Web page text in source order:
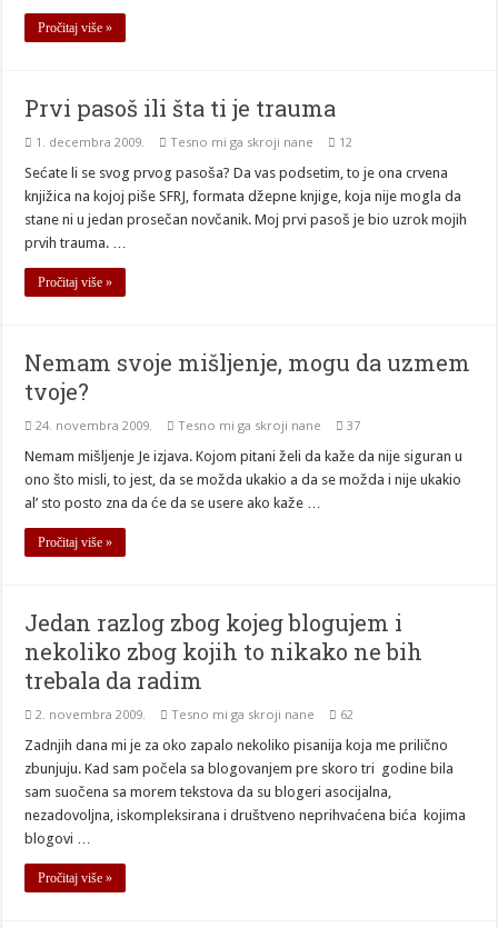
Pročitaj više »
Prvi pasoš ili šta ti je trauma
1. decembra 2009. Tesno mi ga skroji nane
12
Sećate li se svog prvog pasoša? Da vas podsetim, to je ona crvena
knjižica na kojoj piše SFRJ, formata džepne knjige, koja nije mogla da
stane ni u jedan prosečan novčanik. Moj prvi pasoš je bio uzrok mojih
prvih trauma. …
Pročitaj više »
Nemam svoje mišljenje, mogu da uzmem
tvoje?
24. novembra 2009. Tesno mi ga skroji nane
37
Nemam mišljenje Je izjava. Kojom pitani želi da kaže da nije siguran u
ono što misli, to jest, da se možda ukakio a da se možda i nije ukakio
al’ sto posto zna da će da se usere ako kaže …
Pročitaj više »
Jedan razlog zbog kojeg blogujem i
nekoliko zbog kojih to nikako ne bih
trebala da radim
2. novembra 2009. Tesno mi ga skroji nane
62
Zadnjih dana mi je za oko zapalo nekoliko pisanija koja me prilično
zbunjuju. Kad sam počela sa blogovanjem pre skoro tri godine bila
sam suočena sa morem tekstova da su blogeri asocijalna,
nezadovoljna, iskompleksirana i društveno neprihvaćena bića kojima
blogovi …
Pročitaj više »